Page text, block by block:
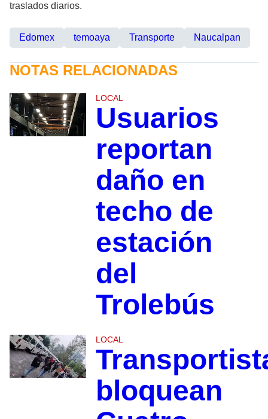
traslados diarios.
Edomex temoaya Transporte Naucalpan
NOTAS RELACIONADAS
LOCAL
Usuarios
reportan
daño en
techo de
estación
del
Trolebús
LOCAL
bloquean